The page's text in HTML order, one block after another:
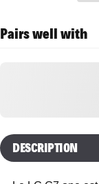
Pairs well with
DESCRIPTION